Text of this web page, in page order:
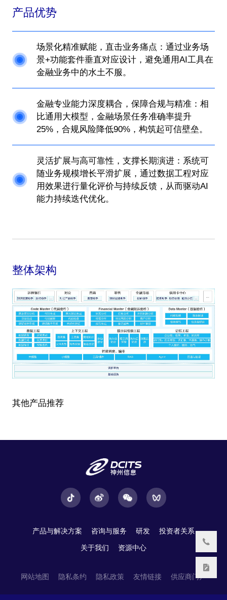
产品优势
场景化精准赋能，直击业务痛点：通过业务场
景+功能套件垂直对应设计，避免通用AI工具在
金融业务中的水土不服。
金融专业能力深度耦合，保障合规与精准：相
比通用大模型，金融场景任务准确率提升
25%，合规风险降低90%，构筑起可信壁垒。
灵活扩展与高可靠性，支撑长期演进：系统可
随业务规模增长平滑扩展，通过数据工程对应
用效果进行量化评价与持续反馈，从而驱动AI
能力持续迭代优化。
整体架构
其他产品推荐
产品与解决方案 咨询与服务 研发 投资者关系
关于我们 资源中心
网站地图 隐私条约 隐私政策 友情链接 供应商门户